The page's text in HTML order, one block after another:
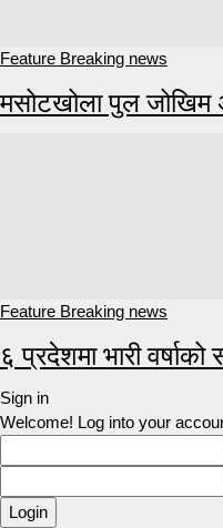
Feature Breaking news
मसोटखोला पुल जोखिम
Feature Breaking news
६ प्रदेशमा भारी वर्षाको
Sign in
Welcome! Log into your